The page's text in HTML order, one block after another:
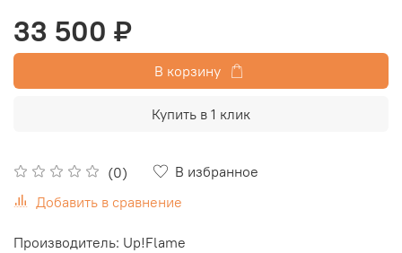
(0)
В избранное
Добавить в сравнение
33 500 ₽
В корзину
Купить в 1 клик
Производитель: Up!Flame